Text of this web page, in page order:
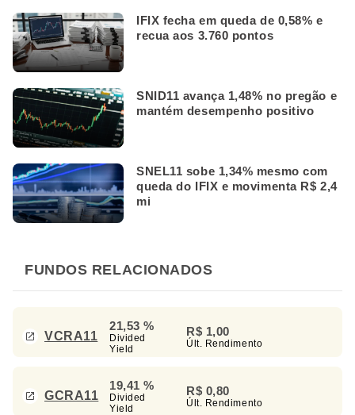
IFIX fecha em queda de 0,58% e
recua aos 3.760 pontos
SNID11 avança 1,48% no pregão e
mantém desempenho positivo
SNEL11 sobe 1,34% mesmo com
queda do IFIX e movimenta R$ 2,4
mi
FUNDOS RELACIONADOS
VCRA11
21,53 %
Divided
Yield
R$ 1,00
Últ. Rendimento
GCRA11
19,41 %
Divided
Yield
R$ 0,80
Últ. Rendimento